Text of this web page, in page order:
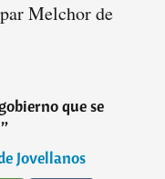
Melchor de
que se
”
Jovellanos